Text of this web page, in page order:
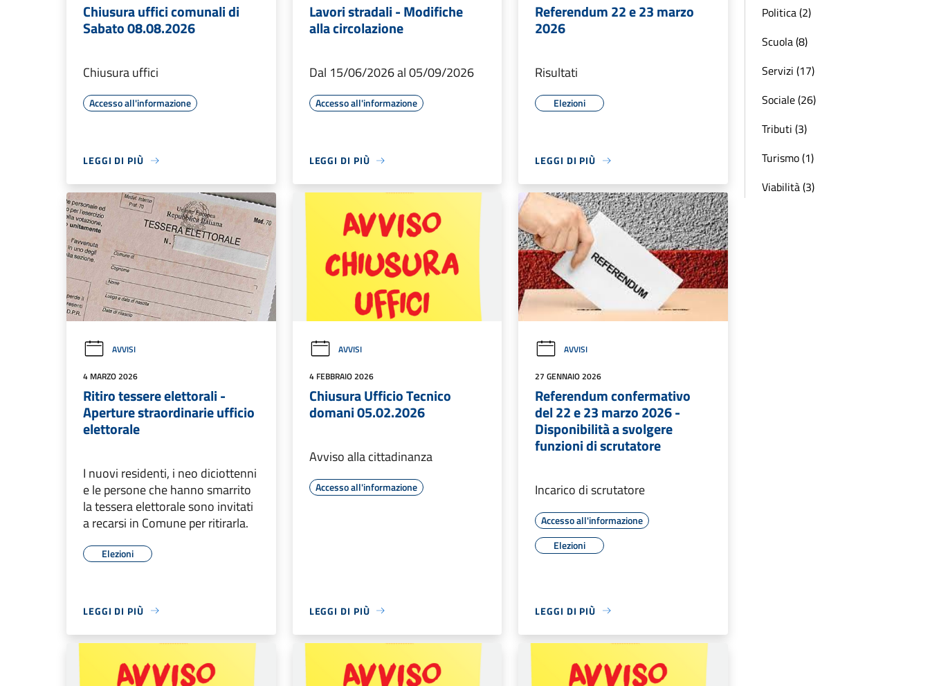
Chiusura uffici comunali di
Sabato 08.08.2026
Chiusura uffici
Accesso all'informazione
LEGGI DI PIÙ
Lavori stradali - Modifiche
alla circolazione
Dal 15/06/2026 al 05/09/2026
Accesso all'informazione
LEGGI DI PIÙ
Referendum 22 e 23 marzo
2026
Risultati
Elezioni
LEGGI DI PIÙ
AVVISI
4 MARZO 2026
Ritiro tessere elettorali -
Aperture straordinarie ufficio
elettorale
I nuovi residenti, i neo diciottenni
e le persone che hanno smarrito
la tessera elettorale sono invitati
a recarsi in Comune per ritirarla.
Elezioni
LEGGI DI PIÙ
AVVISI
4 FEBBRAIO 2026
Chiusura Ufficio Tecnico
domani 05.02.2026
Avviso alla cittadinanza
Accesso all'informazione
LEGGI DI PIÙ
AVVISI
27 GENNAIO 2026
Referendum confermativo
del 22 e 23 marzo 2026 -
Disponibilità a svolgere
funzioni di scrutatore
Incarico di scrutatore
Accesso all'informazione
Elezioni
LEGGI DI PIÙ
Politica (2)
Scuola (8)
Servizi (17)
Sociale (26)
Tributi (3)
Turismo (1)
Viabilità (3)